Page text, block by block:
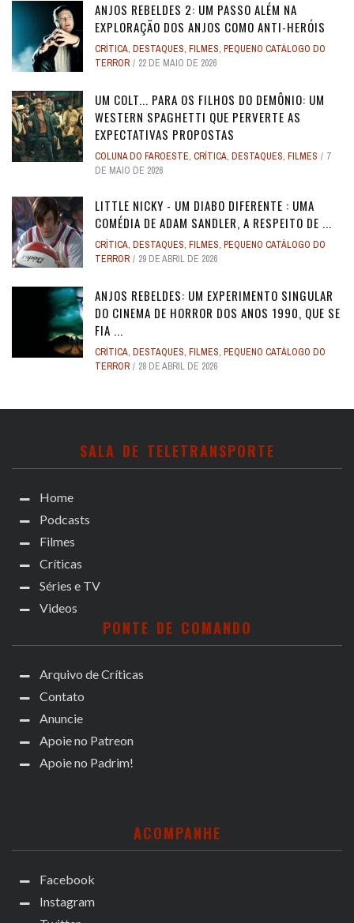
ANJOS REBELDES 2: UM PASSO ALÉM NA
EXPLORAÇÃO DOS ANJOS COMO ANTI-HERÓIS
CRÍTICA, DESTAQUES, FILMES, PEQUENO CATÁLOGO DO
TERROR
22 DE MAIO DE 2026
UM COLT... PARA OS FILHOS DO DEMÔNIO: UM
WESTERN SPAGHETTI QUE PERVERTE AS
EXPECTATIVAS PROPOSTAS
COLUNA DO FAROESTE, CRÍTICA, DESTAQUES, FILMES
7
DE MAIO DE 2026
LITTLE NICKY - UM DIABO DIFERENTE : UMA
COMÉDIA DE ADAM SANDLER, A RESPEITO DE ...
CRÍTICA, DESTAQUES, FILMES, PEQUENO CATÁLOGO DO
TERROR
29 DE ABRIL DE 2026
ANJOS REBELDES: UM EXPERIMENTO SINGULAR
DO CINEMA DE HORROR DOS ANOS 1990, QUE SE
FIA ...
CRÍTICA, DESTAQUES, FILMES, PEQUENO CATÁLOGO DO
TERROR
28 DE ABRIL DE 2026
SALA DE TELETRANSPORTE
Home
Podcasts
Filmes
Críticas
Séries e TV
Videos
PONTE DE COMANDO
Arquivo de Críticas
Contato
Anuncie
Apoie no Patreon
Apoie no Padrim!
ACOMPANHE
Facebook
Instagram